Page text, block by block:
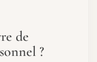
de
?